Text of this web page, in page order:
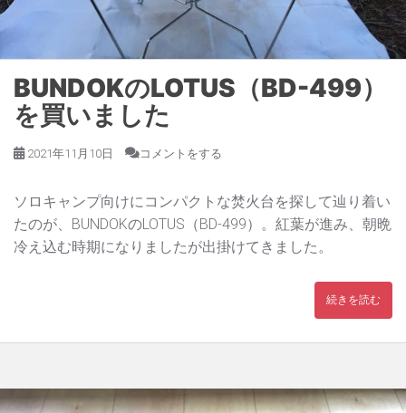
BUNDOKのLOTUS（BD-499）
を買いました
2021年11月10日 コメントをする
ソロキャンプ向けにコンパクトな焚火台を探して辿り着い
たのが、BUNDOKのLOTUS（BD-499）。紅葉が進み、朝晩
冷え込む時期になりましたが出掛けてきました。
続きを読む